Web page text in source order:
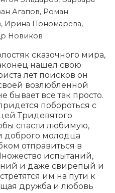
Агапов, Роман
Ирина Пономарева,
Новиков
сказочного мира,
нашел свою
лет поисков он
возлюбленной
бывает все так просто.
побороться с
Тридевятого
спасти любимую,
доброго молодца
отправиться в
испытаний,
и даже свирепый и
им на пути к
дружба и любовь